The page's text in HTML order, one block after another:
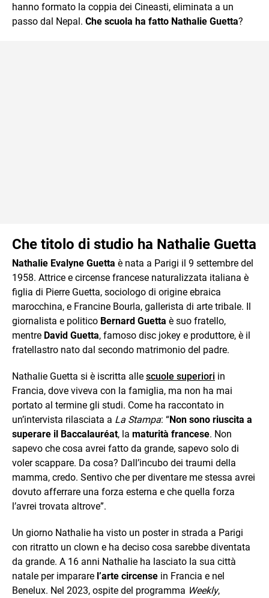
hanno formato la coppia dei Cineasti, eliminata a un
passo dal Nepal. Che scuola ha fatto Nathalie Guetta?
Che titolo di studio ha Nathalie Guetta
Nathalie Evalyne Guetta è nata a Parigi il 9 settembre del
1958. Attrice e circense francese naturalizzata italiana è
figlia di Pierre Guetta, sociologo di origine ebraica
marocchina, e Francine Bourla, gallerista di arte tribale. Il
giornalista e politico Bernard Guetta è suo fratello,
mentre David Guetta, famoso disc jokey e produttore, è il
fratellastro nato dal secondo matrimonio del padre.
Nathalie Guetta si è iscritta alle scuole superiori in
Francia, dove viveva con la famiglia, ma non ha mai
portato al termine gli studi. Come ha raccontato in
un’intervista rilasciata a La Stampa: “Non sono riuscita a
superare il Baccalauréat, la maturità francese. Non
sapevo che cosa avrei fatto da grande, sapevo solo di
voler scappare. Da cosa? Dall’incubo dei traumi della
mamma, credo. Sentivo che per diventare me stessa avrei
dovuto afferrare una forza esterna e che quella forza
l’avrei trovata altrove”.
Un giorno Nathalie ha visto un poster in strada a Parigi
con ritratto un clown e ha deciso cosa sarebbe diventata
da grande. A 16 anni Nathalie ha lasciato la sua città
natale per imparare l’arte circense in Francia e nel
Benelux. Nel 2023, ospite del programma Weekly,